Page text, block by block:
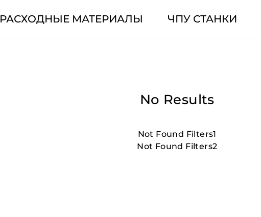
РАСХОДНЫЕ МАТЕРИАЛЫ ЧПУ СТАНКИ
No Results
Not Found Filters1
Not Found Filters2